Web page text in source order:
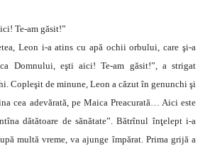
Te-am găsit!”
Leon i-a atins cu apă ochii orbului, care şi-a
Domnului, eşti aici! Te-am găsit!”, a strigat
Copleşit de minune, Leon a căzut în genunchi şi
cea adevărată, pe Maica Preacurată… Aici este
dătătoare de sănătate”. Bătrînul înţelept i-a
multă vreme, va ajunge împărat. Prima grijă a